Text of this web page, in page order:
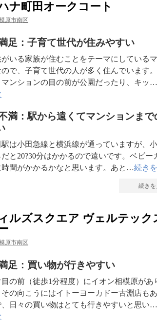
ナ町田オークコート
原市南区
足：子育て世代が住みやすい
いる家族が住むことをテーマにしている
ので、子育て世代の人が多く住んでいます
マンションの目の前が公園だったり、キッ…
満：駅から遠くてマンションまで
は小田急線と横浜線が通っていますが、
と20?30分はかかるので遠いです。ベビー
時間がかかるかなと思います。あと…続き
続きを
ルズスクエア ヴェルテック
原市南区
足：買い物が行きやすい
の前（徒歩1分程度）にイオン相模原があ
その向こうにはイトーヨーカドー古淵店も
、日々の買い物はとても行きやすいと思い…